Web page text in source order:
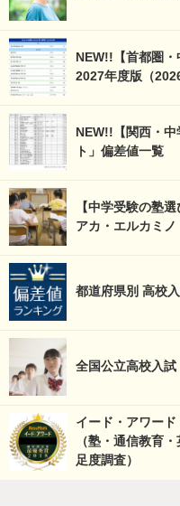
NEW!!【首都圏・
2027年度版（
NEW!!【関西・
ト」偏差値一覧
【中学受験の塾
アカ・エルカミ
都道府県別 高校
全国公立高校入試
イード・アワード
（塾・通信教育
足度調査）